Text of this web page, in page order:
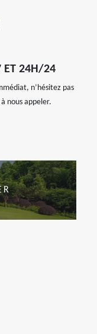
ET 24H/24
n’hésitez pas
nous appeler.